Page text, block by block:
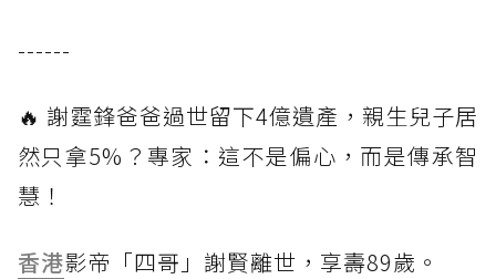
------
🔥 謝霆鋒爸爸過世留下4億遺產，親生兒子居
然只拿5%？專家：這不是偏心，而是傳承智
慧！
香港影帝「四哥」謝賢離世，享壽89歲。